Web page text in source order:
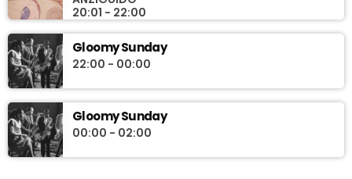
20:01 - 22:00
Gloomy Sunday
22:00 - 00:00
Gloomy Sunday
00:00 - 02:00